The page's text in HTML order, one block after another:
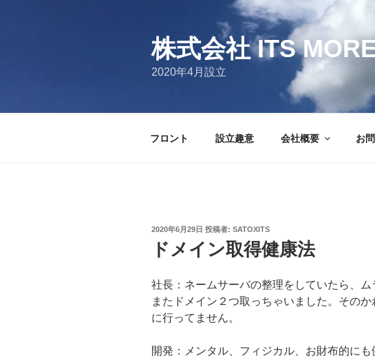
株式会社 ITS
2020年4月設立
フロント 設立趣意 会社概要 お
投
日:
2020年6月29日 投稿者: SATOXITS
ドメイン取得健康法
社長：ネームサーバの整理をしていたら、
またドメイン２つ取っちゃいました。その
に行ってません。
開発：メンタル、フィジカル、お財布的にも